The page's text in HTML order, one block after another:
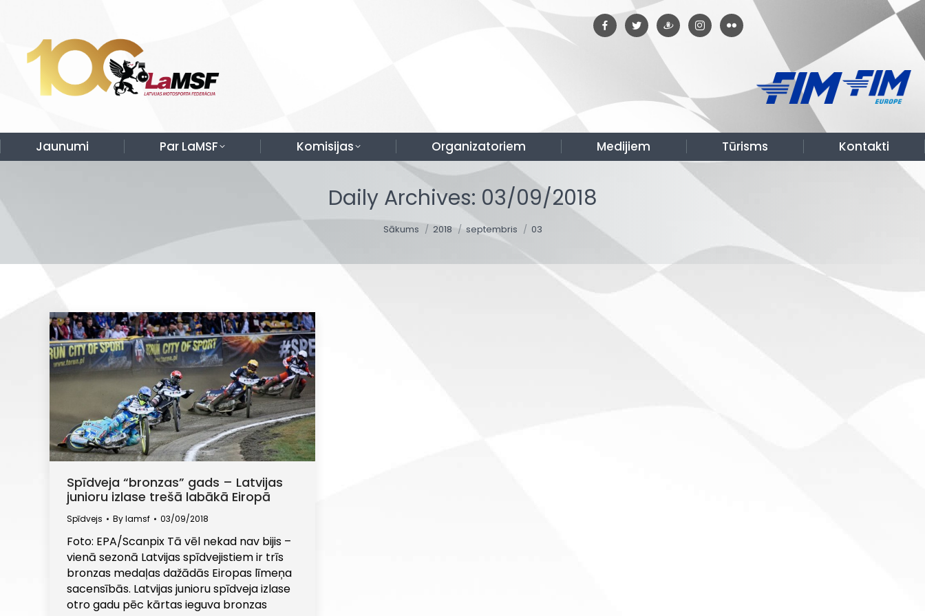
Jaunumi Par LaMSF Komisijas Organizatoriem Medijiem Tūrisms Kontakti
Daily Archives: 03/09/2018
Sākums 2018 septembris 03
Spīdveja “bronzas” gads – Latvijas
junioru izlase trešā labākā Eiropā
Spīdvejs Bylamsf 03/09/2018
Foto: EPA/Scanpix Tā vēl nekad nav bijis –
vienā sezonā Latvijas spīdvejistiem ir trīs
bronzas medaļas dažādās Eiropas līmeņa
sacensībās. Latvijas junioru spīdveja izlase
otro gadu pēc kārtas ieguva bronzas